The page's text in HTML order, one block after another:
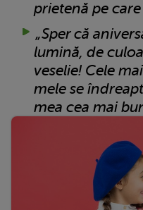
prietenă pe
„Sper că
lumină, de
veselie! Cele
mele se
mea cea mai